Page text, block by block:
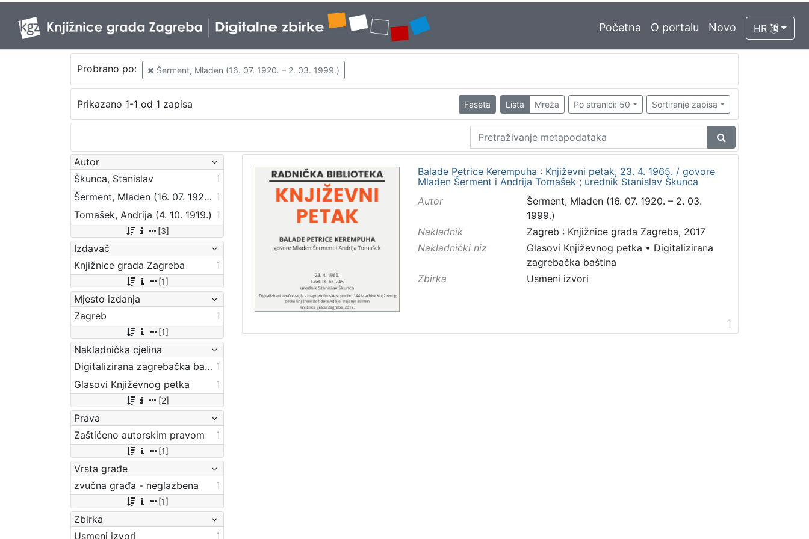
Početna O portalu Novo HR
Probrano po: Šerment, Mladen (16. 07. 1920. – 2. 03. 1999.)
Prikazano 1-1 od 1 zapisa Faseta Lista Mreža Po stranici: 50 Sortiranje zapisa
Autor
Škunca, Stanislav
1
Šerment, Mladen (16. 07. 1920. – 2. 03. 1999.) 1
Tomašek, Andrija (4. 10. 1919.) 1
[3]
Izdavač
Knjižnice grada Zagreba
1
[1]
Mjesto izdanja
Zagreb
1
[1]
Nakladnička cjelina
Digitalizirana zagrebačka baština 1
Glasovi Književnog petka
1
[2]
Prava
Zaštićeno autorskim pravom
1
[1]
Vrsta građe
zvučna građa - neglazbena
1
[1]
Zbirka
Usmeni izvori
1
Balade Petrice Kerempuha : Književni petak, 23. 4. 1965. / govore
Mladen Šerment i Andrija Tomašek ; urednik Stanislav Škunca
Autor
Šerment, Mladen (16. 07. 1920. – 2. 03.
1999.)
Nakladnik
Zagreb : Knjižnice grada Zagreba, 2017
Nakladnički niz
Glasovi Književnog petka • Digitalizirana
zagrebačka baština
Zbirka
Usmeni izvori
1